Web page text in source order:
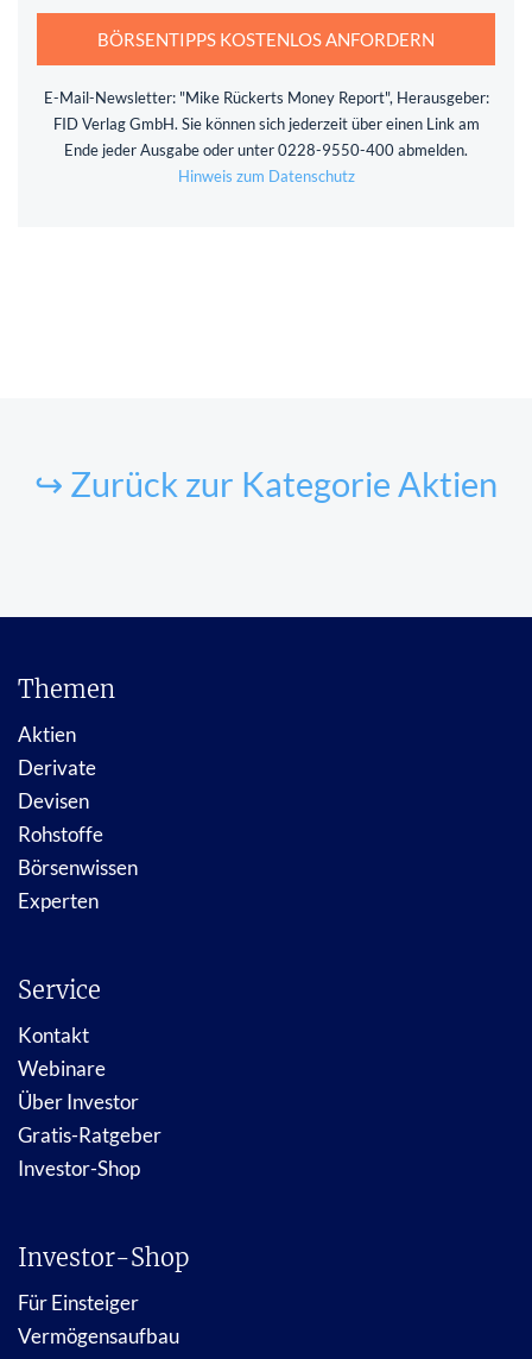
BÖRSENTIPPS KOSTENLOS ANFORDERN
E-Mail-Newsletter: "Mike Rückerts Money Report", Herausgeber:
FID Verlag GmbH. Sie können sich jederzeit über einen Link am
Ende jeder Ausgabe oder unter 0228-9550-400 abmelden.
Hinweis zum Datenschutz
↪ Zurück zur Kategorie Aktien
Themen
Aktien
Derivate
Devisen
Rohstoffe
Börsenwissen
Experten
Service
Kontakt
Webinare
Über Investor
Gratis-Ratgeber
Investor-Shop
Investor-Shop
Für Einsteiger
Vermögensaufbau